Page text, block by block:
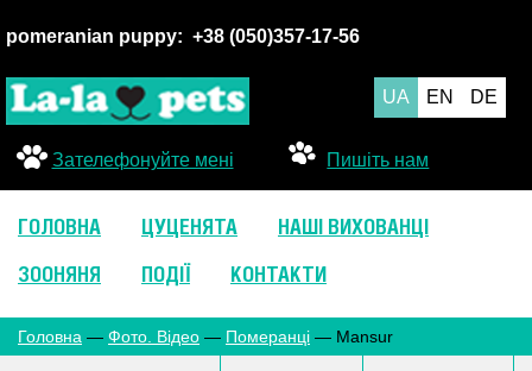
pomeranian puppy: +38 (050)357-17-56
UA EN DE
Зателефонуйте мені Пишіть нам
ГОЛОВНА ЦУЦЕНЯТА НАШІ ВИХОВАНЦІ
ЗООНЯНЯ ПОДІЇ КОНТАКТИ
Головна — Фото. Відео — Померанці — Mansur